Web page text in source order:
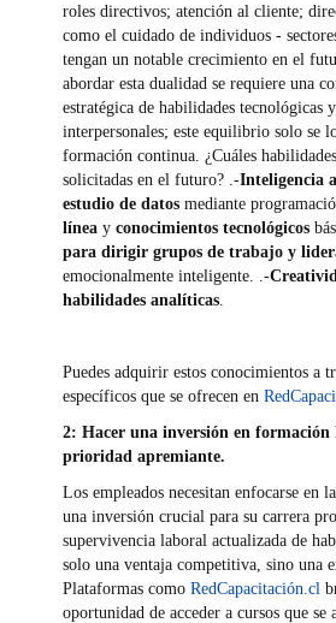
roles directivos; atención al cliente;
como el cuidado de individuos -
tengan un notable crecimiento en el
abordar esta dualidad se requiere una
estratégica de habilidades tecnológicas
interpersonales; este equilibrio solo se
formación continua. ¿Cuáles
solicitadas en el futuro? .-Inteligencia
estudio de datos mediante
línea yconocimientos tecnológicos
para dirigir grupos de trabajo y
emocionalmente inteligente. .-
habilidades analíticas
Puedes adquirir estos conocimientos a
específicos que se ofrecen en
2: Hacer una inversión en formación
prioridad apremiante.
Los empleados necesitan enfocarse en
una inversión crucial para su carrera
supervivencia laboral actualizada de
solo una ventaja competitiva, sino una
Plataformas como RedCapacitación.cl
oportunidad de acceder a cursos que se